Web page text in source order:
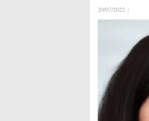
20/07/2022 |